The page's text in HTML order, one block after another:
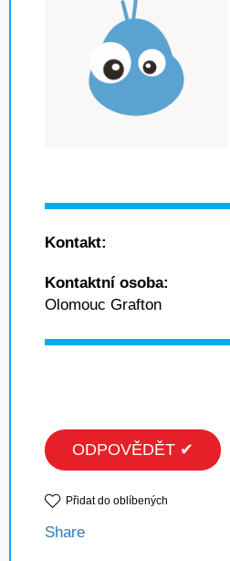
Kontakt:
Kontaktní osoba:
Olomouc Grafton
ODPOVĚDĚT ✔
Přidat do oblíbených
Share